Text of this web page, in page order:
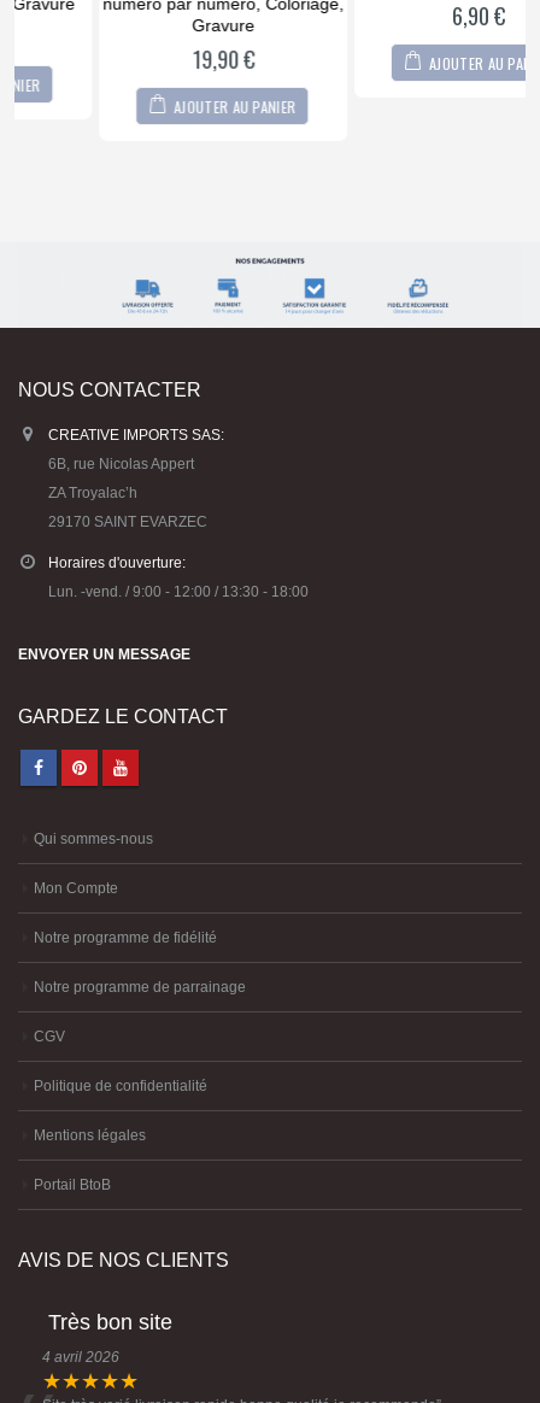
numero par numéro, Coloriage,
AJOUTER AU PANIER
AJOUTER AU PANIER
NOUS CONTACTER
CREATIVE IMPORTS SAS:
6B, rue Nicolas Appert
ZA Troyalac’h
29170 SAINT EVARZEC
Horaires d'ouverture:
Lun. -vend. / 9:00 - 12:00 / 13:30 - 18:00
ENVOYER UN MESSAGE
GARDEZ LE CONTACT
Qui sommes-nous
Mon Compte
Notre programme de fidélité
Notre programme de parrainage
CGV
Politique de confidentialité
Mentions légales
Portail BtoB
AVIS DE NOS CLIENTS
Très bon site
4 avril 2026
★★★★★